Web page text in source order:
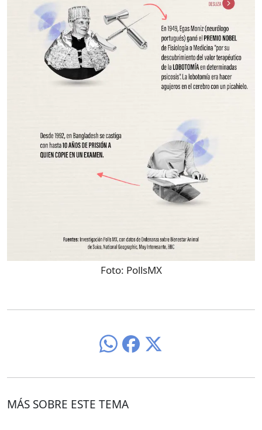
Foto: PollsMX
MÁS SOBRE ESTE TEMA